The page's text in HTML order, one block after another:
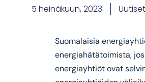
5 heinäkuun, 2023 Uutiset
Suomalaisia
energiahätätoimista,
energiayhtiöt ovat